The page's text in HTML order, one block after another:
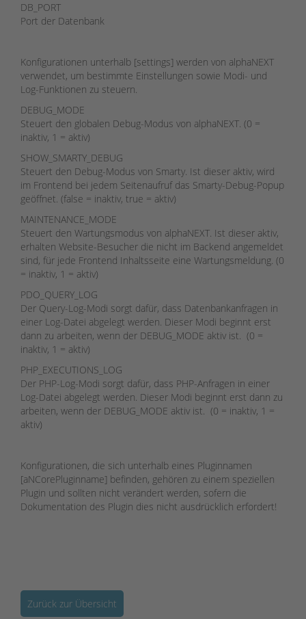
DB_PORT
Port der Datenbank
Konfigurationen unterhalb [settings] werden von alphaNEXT
verwendet, um bestimmte Einstellungen sowie Modi- und
Log-Funktionen zu steuern.
DEBUG_MODE
Steuert den globalen Debug-Modus von alphaNEXT. (0 =
inaktiv, 1 = aktiv)
SHOW_SMARTY_DEBUG
Steuert den Debug-Modus von Smarty. Ist dieser aktiv, wird
im Frontend bei jedem Seitenaufruf das Smarty-Debug-Popup
geöffnet. (false = inaktiv, true = aktiv)
MAINTENANCE_MODE
Steuert den Wartungsmodus von alphaNEXT. Ist dieser aktiv,
erhalten Website-Besucher die nicht im Backend angemeldet
sind, für jede Frontend Inhaltsseite eine Wartungsmeldung. (0
= inaktiv, 1 = aktiv)
PDO_QUERY_LOG
Der Query-Log-Modi sorgt dafür, dass Datenbankanfragen in
einer Log-Datei abgelegt werden. Dieser Modi beginnt erst
dann zu arbeiten, wenn der DEBUG_MODE aktiv ist. (0 =
inaktiv, 1 = aktiv)
PHP_EXECUTIONS_LOG
Der PHP-Log-Modi sorgt dafür, dass PHP-Anfragen in einer
Log-Datei abgelegt werden. Dieser Modi beginnt erst dann zu
arbeiten, wenn der DEBUG_MODE aktiv ist. (0 = inaktiv, 1 =
aktiv)
Konfigurationen, die sich unterhalb eines Pluginnamen
[aNCorePluginname] befinden, gehören zu einem speziellen
Plugin und sollten nicht verändert werden, sofern die
Dokumentation des Plugin dies nicht ausdrücklich erfordert!
Zurück zur Übersicht